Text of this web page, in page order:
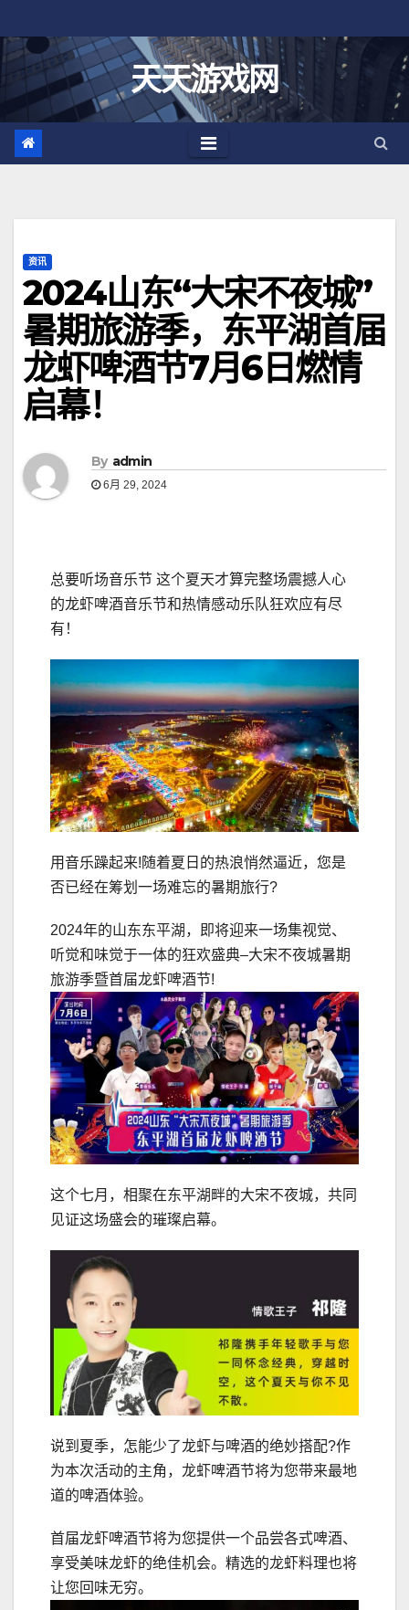
至
天天游戏网
资讯
2024山东“大宋不夜城”
暑期旅游季，东平湖首届
龙虾啤酒节7月6日燃情
启幕！
By admin
6月 29, 2024
总要听场音乐节 这个夏天才算完整场震撼人心
的龙虾啤酒音乐节和热情感动乐队狂欢应有尽
有！
用音乐躁起来!随着夏日的热浪悄然逼近，您是
否已经在筹划一场难忘的暑期旅行?
2024年的山东东平湖，即将迎来一场集视觉、
听觉和味觉于一体的狂欢盛典–大宋不夜城暑期
旅游季暨首届龙虾啤酒节!
这个七月，相聚在东平湖畔的大宋不夜城，共同
见证这场盛会的璀璨启幕。
说到夏季，怎能少了龙虾与啤酒的绝妙搭配?作
为本次活动的主角，龙虾啤酒节将为您带来最地
道的啤酒体验。
首届龙虾啤酒节将为您提供一个品尝各式啤酒、
享受美味龙虾的绝佳机会。精选的龙虾料理也将
让您回味无穷。